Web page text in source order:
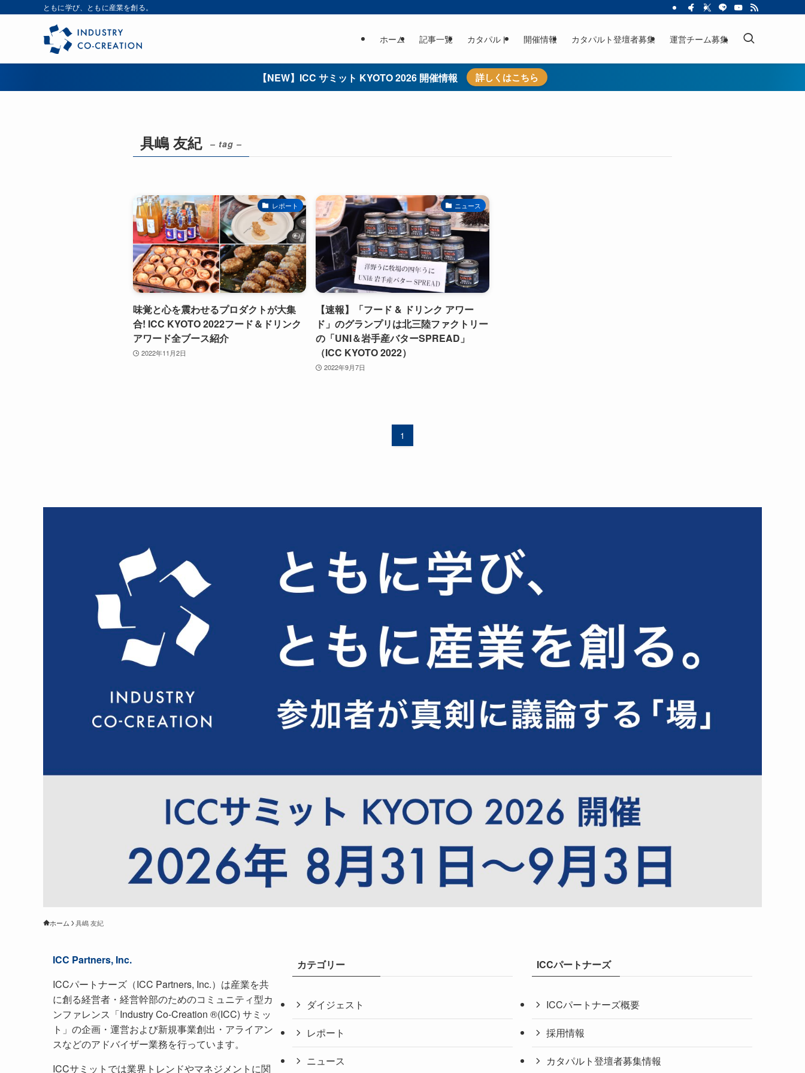
ともに学び、ともに産業を創る。
ホーム 記事一覧 カタパルト 開催情報 カタパルト登壇者募集 運営チーム募集
【NEW】ICC サミット KYOTO 2026 開催情報 詳しくはこちら
具嶋 友紀 – tag –
レポート
味覚と心を震わせるプロダクトが大集
合! ICC KYOTO 2022フード＆ドリンク
アワード全ブース紹介
2022年11月2日
ニュース
【速報】「フード & ドリンク アワー
ド」のグランプリは北三陸ファクトリー
の「UNI＆岩手産バターSPREAD」
（ICC KYOTO 2022）
2022年9月7日
1
ホーム 具嶋 友紀
ICC Partners, Inc.
ICCパートナーズ（ICC Partners, Inc.）は産業を共
に創る経営者・経営幹部のためのコミュニティ型カ
ンファレンス「Industry Co-Creation ®(ICC) サミッ
ト」の企画・運営および新規事業創出・アライアン
スなどのアドバイザー業務を行っています。
ICCサミットでは業界トレンドやマネジメントに関
カテゴリー
ダイジェスト
レポート
ニュース
ICCパートナーズ
ICCパートナーズ概要
採用情報
カタパルト登壇者募集情報